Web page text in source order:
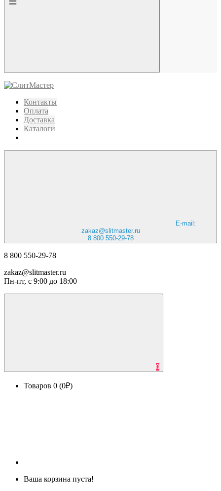
Контакты
Оплата
Доставка
Каталоги
E-mail:
zakaz@slitmaster.ru
8 800 550-29-78
8 800 550-29-78
zakaz@slitmaster.ru
Пн-пт, с 9:00 до 18:00
0
Товаров 0 (0₽)
Ваша корзина пуста!